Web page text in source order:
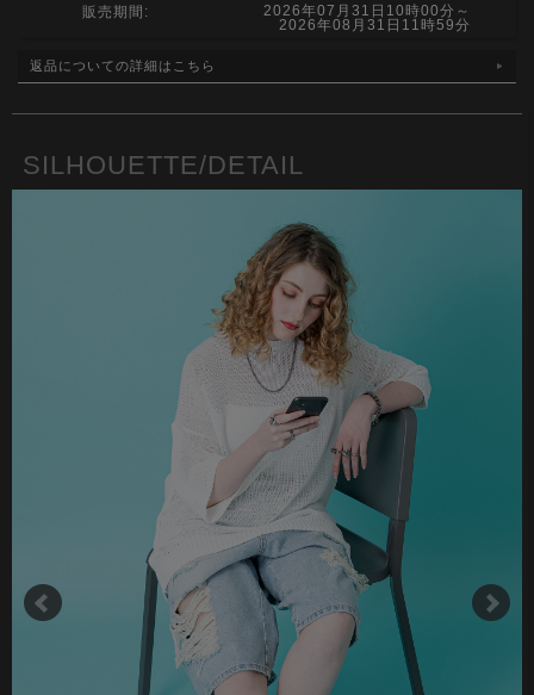
販売期間:
2026年07月31日10時00分～
2026年08月31日11時59分
返品についての詳細はこちら
SILHOUETTE/DETAIL